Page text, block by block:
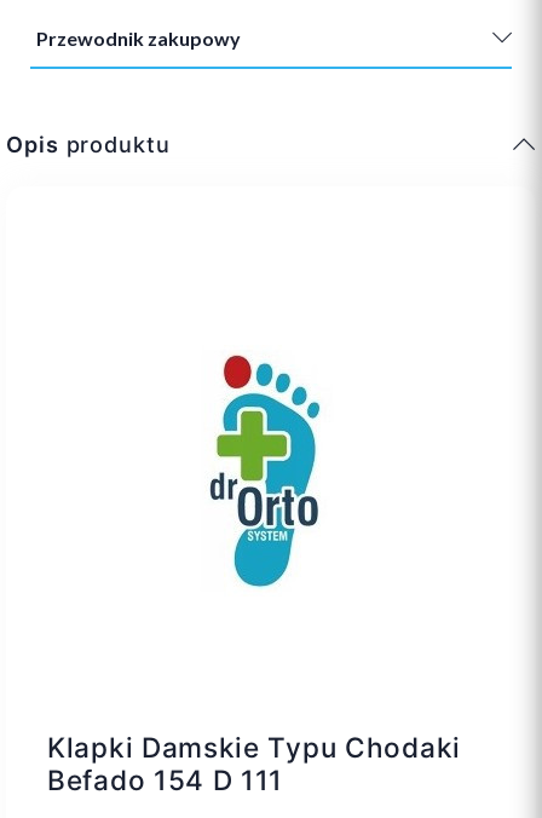
Przewodnik zakupowy
Opis produktu
Klapki Damskie Typu Chodaki
Befado 154 D 111